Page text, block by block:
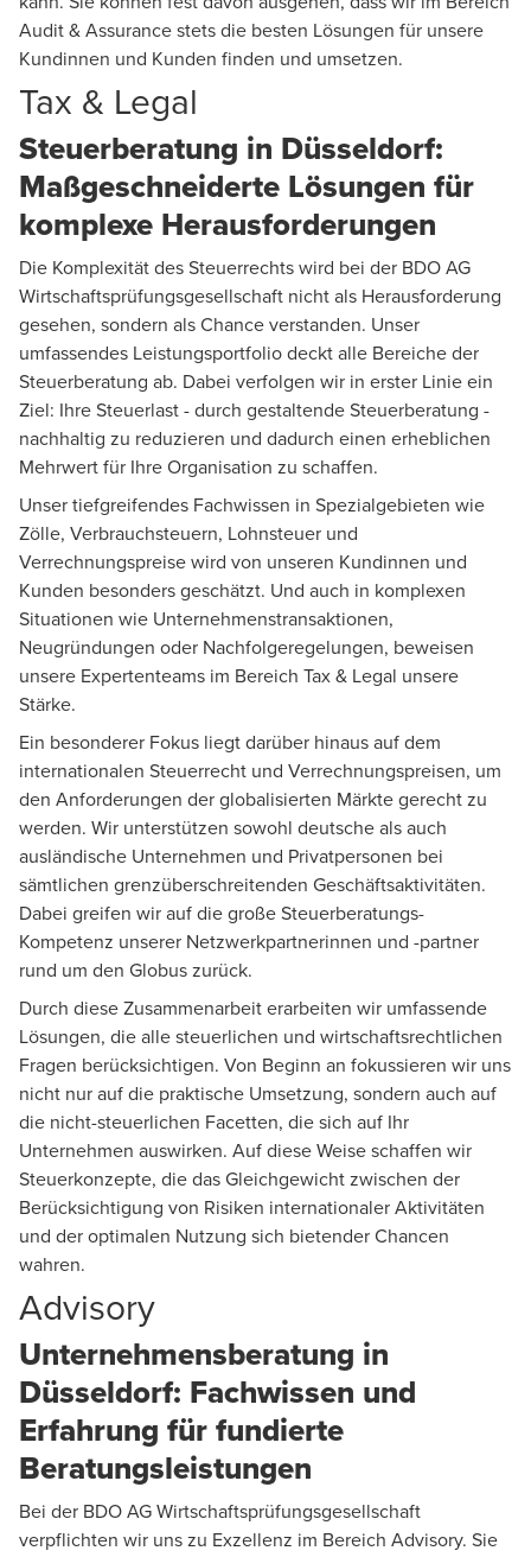
Audit & Assurance stets die besten Lösungen für unsere
Kundinnen und Kunden finden und umsetzen.
Tax & Legal
Steuerberatung in Düsseldorf:
Maßgeschneiderte Lösungen für
komplexe Herausforderungen
Die Komplexität des Steuerrechts wird bei der BDO AG
Wirtschaftsprüfungsgesellschaft nicht als Herausforderung
gesehen, sondern als Chance verstanden. Unser
umfassendes Leistungsportfolio deckt alle Bereiche der
Steuerberatung ab. Dabei verfolgen wir in erster Linie ein
Ziel: Ihre Steuerlast - durch gestaltende Steuerberatung -
nachhaltig zu reduzieren und dadurch einen erheblichen
Mehrwert für Ihre Organisation zu schaffen. ­
Unser tiefgreifendes Fachwissen in Spezialgebieten wie
Zölle, Verbrauchsteuern, Lohnsteuer und
Verrechnungspreise wird von unseren Kundinnen und
Kunden besonders geschätzt. Und auch in komplexen
Situationen wie Unternehmenstransaktionen,
Neugründungen oder Nachfolgeregelungen, beweisen
unsere Expertenteams im Bereich Tax & Legal unsere
Stärke.
Ein besonderer Fokus liegt darüber hinaus auf dem
internationalen Steuerrecht und Verrechnungspreisen, um
den Anforderungen der globalisierten Märkte gerecht zu
werden. Wir unterstützen sowohl deutsche als auch
ausländische Unternehmen und Privatpersonen bei
sämtlichen grenzüberschreitenden Geschäftsaktivitäten.
Dabei greifen wir auf die große Steuerberatungs-
Kompetenz unserer Netzwerkpartnerinnen und -partner
rund um den Globus zurück.
Durch diese Zusammenarbeit erarbeiten wir umfassende
Lösungen, die alle steuerlichen und wirtschaftsrechtlichen
Fragen berücksichtigen. Von Beginn an fokussieren wir uns
nicht nur auf die praktische Umsetzung, sondern auch auf
die nicht-steuerlichen Facetten, die sich auf Ihr
Unternehmen auswirken. Auf diese Weise schaffen wir
Steuerkonzepte, die das Gleichgewicht zwischen der
Berücksichtigung von Risiken internationaler Aktivitäten
und der optimalen Nutzung sich bietender Chancen
wahren.
Advisory
Unternehmensberatung in
Düsseldorf: Fachwissen und
Erfahrung für fundierte
Beratungsleistungen
Bei der BDO AG Wirtschaftsprüfungsgesellschaft
verpflichten wir uns zu Exzellenz im Bereich Advisory. Sie